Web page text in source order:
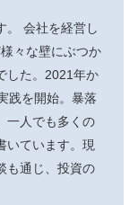
。 会社を経営し
々な壁にぶつか
した。2021年か
践を開始。暴落
一人でも多くの
いています。現
も通じ、投資の